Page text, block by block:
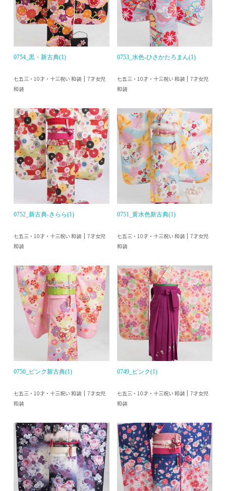
0754_黒・新古典(1)
七五三・10才・十三祝い 和装
7才女児
和装
0753_水色-ひさかたろまん(1)
七五三・10才・十三祝い 和装
7才女児
和装
0752_新古典-きらら(1)
七五三・10才・十三祝い 和装
7才女児
和装
0751_黄水色新古典(1)
七五三・10才・十三祝い 和装
7才女児
和装
0750_ピンク新古典(1)
七五三・10才・十三祝い 和装
7才女児
和装
0749_ピンク(1)
七五三・10才・十三祝い 和装
7才女児
和装